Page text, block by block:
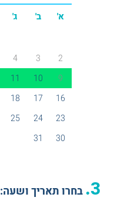
א' ב' ג'
2
3
4
9
10
11
16
17
18
23
24
25
30
31
3. בחרו תאריך ושעה: